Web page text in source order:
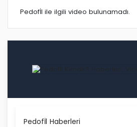
Pedofİl ile ilgili video bulunamadı.
Pedofİl Haberleri